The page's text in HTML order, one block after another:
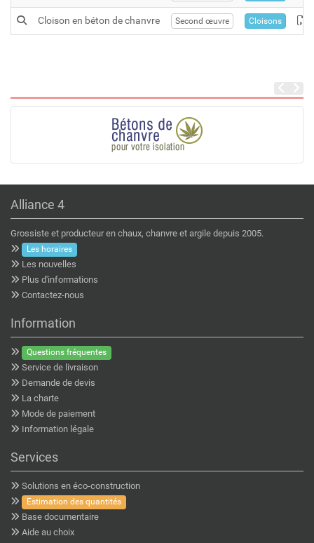
Cloison en béton de chanvre Second œuvre Cloisons
Alliance 4
Grossiste et producteur en chaux, chanvre et argile depuis 2005.
Les horaires
Les nouvelles
Plus d'informations
Contactez-nous
Information
Questions fréquentes
Service de livraison
Demande de devis
La charte
Mode de paiement
Information légale
Services
Solutions en éco-construction
Estimation des quantités
Base documentaire
Aide au choix